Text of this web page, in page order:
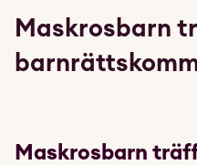
Maskrosbarn
Maskrosbarn